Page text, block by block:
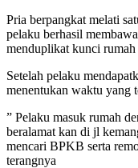
Pria berpangkat melati
pelaku berhasil
menduplikat kunci rumah
Setelah pelaku
menentukan waktu yang
” Pelaku masuk rumah
beralamat kan di jl
mencari BPKB serta
terangnya